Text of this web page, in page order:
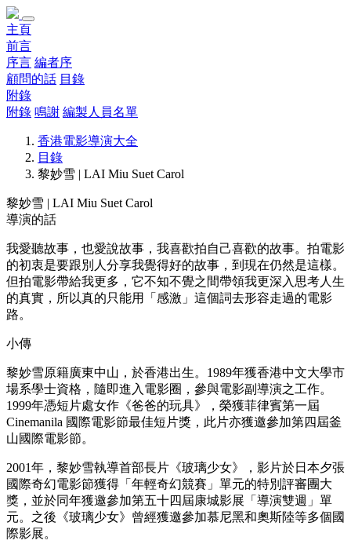
主頁
前言
序言 編者序
顧問的話 目錄
附錄
附錄 鳴謝 編製人員名單
香港電影導演大全
目錄
黎妙雪 | LAI Miu Suet Carol
黎妙雪 | LAI Miu Suet Carol
導演的話
我愛聽故事，也愛說故事，我喜歡拍自己喜歡的故事。拍電影
的初衷是要跟別人分享我覺得好的故事，到現在仍然是這樣。
但拍電影帶給我更多，它不知不覺之間帶領我更深入思考人生
的真實，所以真的只能用「感激」這個詞去形容走過的電影
路。
小傳
黎妙雪原籍廣東中山，於香港出生。1989年獲香港中文大學市
場系學士資格，隨即進入電影圈，參與電影副導演之工作。
1999年憑短片處女作《爸爸的玩具》，榮獲菲律賓第一屆
Cinemanila 國際電影節最佳短片獎，此片亦獲邀參加第四屆釜
山國際電影節。
2001年，黎妙雪執導首部長片《玻璃少女》，影片於日本夕張
國際奇幻電影節獲得「年輕奇幻競賽」單元的特別評審團大
獎，並於同年獲邀參加第五十四屆康城影展「導演雙週」單
元。之後《玻璃少女》曾經獲邀參加慕尼黑和奧斯陸等多個國
際影展。